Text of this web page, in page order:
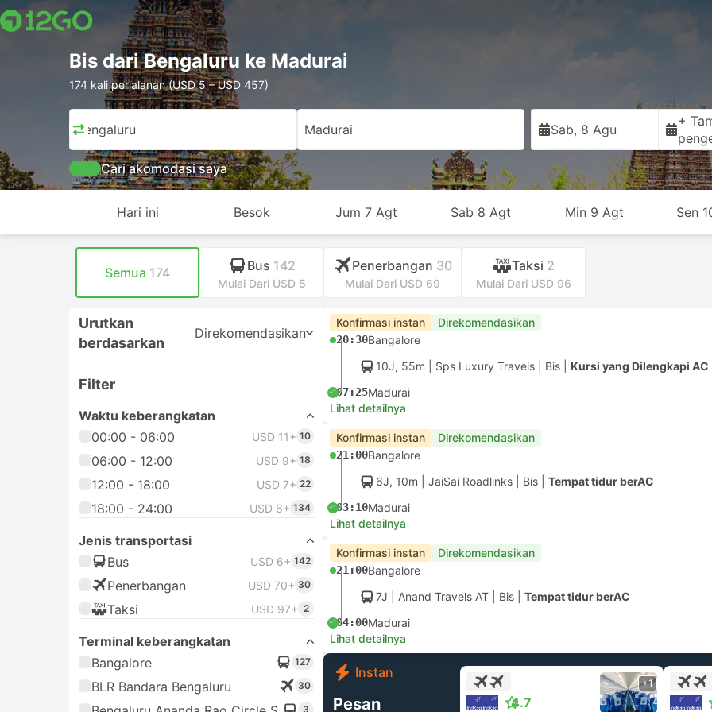
Bis dari Bengaluru ke Madurai
174 kali perjalanan (USD 5 – USD 457)
Bengaluru Madurai Sab, 8 Agu
+
Cari akomodasi saya
Hari ini Besok Jum 7 Agt Sab 8 Agt Min 9 Agt Sen
Semua 174 Bus 142
Mulai Dari USD 5
Penerbangan 30
Mulai Dari USD 69
Taksi 2
Mulai Dari USD 96
Urutkan
berdasarkan
Direkomendasikan
Filter
Waktu keberangkatan
00:00 - 06:00
USD 11+ 10
06:00 - 12:00 USD 9+ 18
12:00 - 18:00 USD 7+ 22
18:00 - 24:00 USD 6+ 134
Jenis transportasi
Bus
USD 6+ 142
Penerbangan USD 70+ 30
Taksi USD 97+ 2
Terminal keberangkatan
Bangalore
127
BLR Bandara Bengaluru 30
3
Konfirmasi instan Direkomendasikan
20:30Bangalore
10J, 55m | Sps Luxury Travels Bis Kursi yang Dilengkapi AC
+107:25Madurai
Lihat detailnya
Konfirmasi instan Direkomendasikan
21:00Bangalore
6J, 10m | JaiSai Roadlinks Bis Tempat tidur berAC
+103:10Madurai
Lihat detailnya
Konfirmasi instan Direkomendasikan
21:00Bangalore
7J | Anand Travels AT Bis Tempat tidur berAC
+104:00Madurai
Lihat detailnya
Instan
Pesan
4.7
+1